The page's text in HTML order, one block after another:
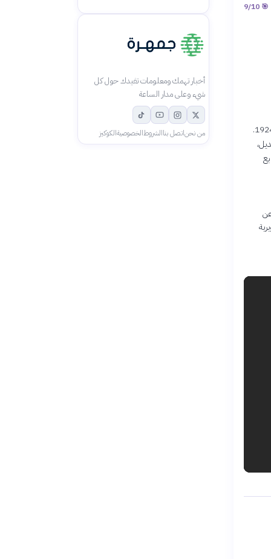
🎯
9/10
في بريطانيا المبكرة من العشرينيات، يستعد عدّاءان بريطانيّان مختلفان جذريّاً للتنافس في أولمبياد باريس 1924.
أخبار تهمك ومعلومات تفيدك حول كل
شيء وعلى مدار الساعة
من نحناتصل بناالشروطالخصوصيةالكوكيز